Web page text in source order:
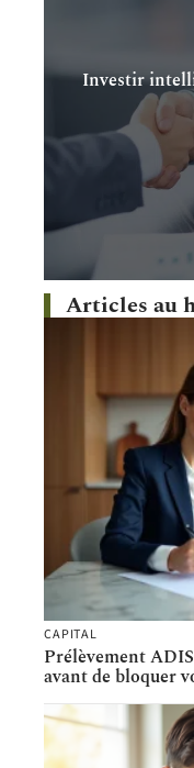
Investir
Articles au
CAPITAL
Prélèvement
avant de bloquer